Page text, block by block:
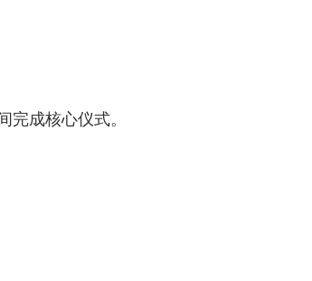
成核心仪式。